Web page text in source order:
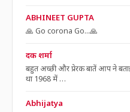
ABHINEET GUPTA
🙏 Go corona Go...🙏
दक शर्मा
बहुत अच्छी और प्रेरक बातें आप ने
था 1968 में …
Abhijatya